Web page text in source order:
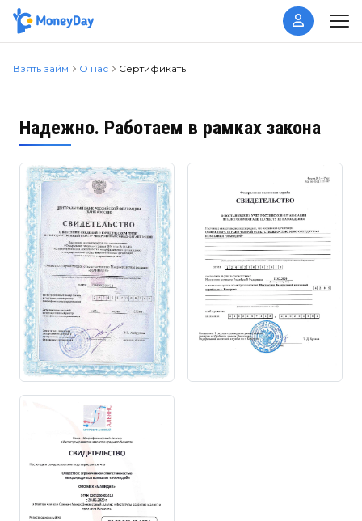
Взять займ О нас Сертификаты
Надежно. Работаем в рамках закона